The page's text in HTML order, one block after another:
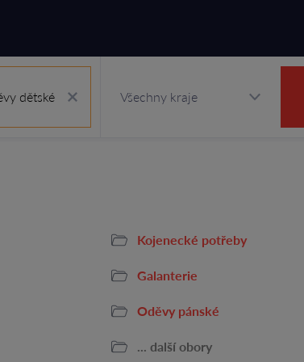
dětské
Kojenecké potřeby
Galanterie
Oděvy pánské
... další obory